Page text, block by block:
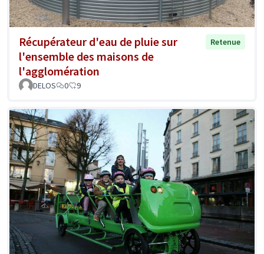
Récupérateur d'eau de pluie sur
l'ensemble des maisons de
l'agglomération
Retenue
DELOS 0 9